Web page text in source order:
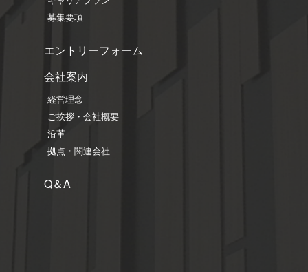
募集要項
エントリーフォーム
会社案内
経営理念
ご挨拶・会社概要
沿革
拠点・関連会社
Q＆A